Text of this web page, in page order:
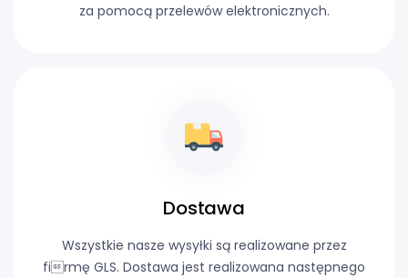
za pomocą przelewów elektronicznych.
Dostawa
Wszystkie nasze wysyłki są realizowane przez
firmę GLS. Dostawa jest realizowana następnego